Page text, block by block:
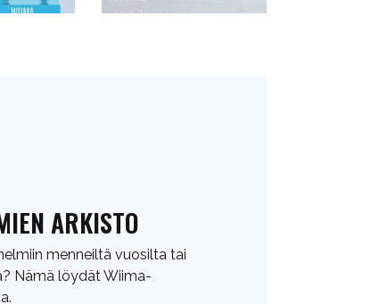
ARKISTO
menneiltä vuosilta tai
Nämä löydät Wiima-